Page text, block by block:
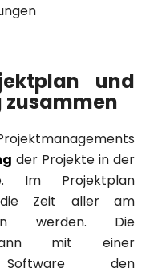
und
der Projekte in der
Im Projektplan
Zeit aller am
werden. Die
kann mit einer
Software den